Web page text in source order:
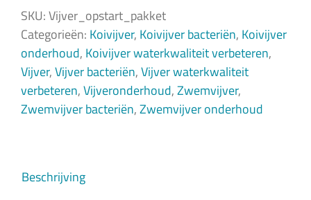
m3
aantal
SKU:Vijver_opstart_pakket
Categorieën: Koivijver, Koivijver bacteriën, Koivijver
onderhoud, Koivijver waterkwaliteit verbeteren,
Vijver,Vijver bacteriën,Vijver waterkwaliteit
verbeteren,Vijveronderhoud,Zwemvijver,
Zwemvijver bacteriën,Zwemvijver onderhoud
Beschrijving